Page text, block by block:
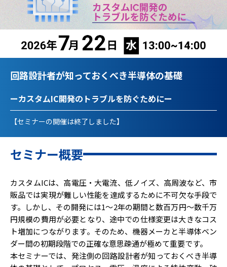
回路設計者が知っておくべき半導体の基礎
ーカスタムIC開発のトラブルを防ぐためにー
【セミナーの開催は終了しました】
セミナー概要
カスタムICは、高電圧・大電流、低ノイズ、高周波など、市
販品では実現が難しい性能を達成するために不可欠な手段で
す。しかし、その開発には1～2年の期間と数百万円～数千万
円規模の費用が必要となり、途中での仕様変更は大きなコス
ト増加につながります。そのため、機器メーカと半導体ベン
ダー間の初期段階での正確な意思疎通が極めて重要です。
本セミナーでは、発注側の回路設計者が知っておくべき半導